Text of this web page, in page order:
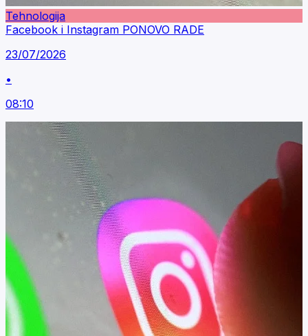
Tehnologija
Facebook i Instagram PONOVO RADE
23/07/2026
•
08:10